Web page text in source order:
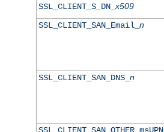
SSL_CLIENT_S_DN_x509
SSL_CLIENT_SAN_Email_ n
SSL_CLIENT_SAN_DNS_ n